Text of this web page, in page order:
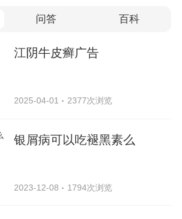
问答 百科
江阴牛皮癣广告
2025-04-01 2377次浏览
银屑病可以吃褪黑素么
2023-12-08 1794次浏览